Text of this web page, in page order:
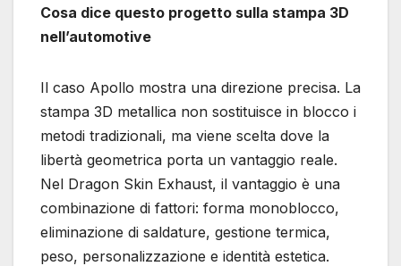
Cosa dice questo progetto sulla stampa 3D
nell’automotive
Il caso Apollo mostra una direzione precisa. La
stampa 3D metallica non sostituisce in blocco i
metodi tradizionali, ma viene scelta dove la
libertà geometrica porta un vantaggio reale.
Nel Dragon Skin Exhaust, il vantaggio è una
combinazione di fattori: forma monoblocco,
eliminazione di saldature, gestione termica,
peso, personalizzazione e identità estetica.